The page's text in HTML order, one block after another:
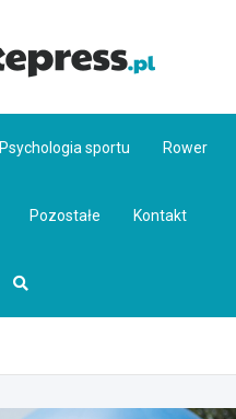
Psychologia sportu Rower
Pozostałe Kontakt